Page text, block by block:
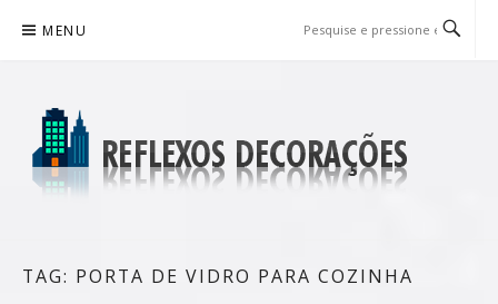
para
MENU
TAG: PORTA DE VIDRO PARA COZINHA